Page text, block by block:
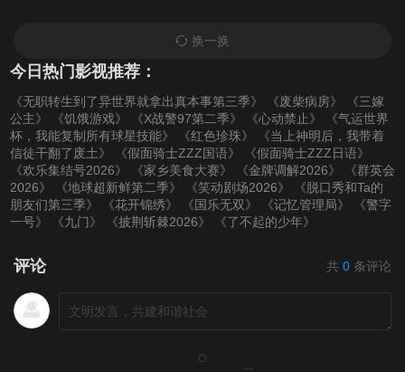
换一换
今日热门影视推荐：
《无职转生到了异世界就拿出真本事第三季》 《废柴病房》
《三嫁
公主》
《饥饿游戏》 《X战警97第二季》 《心动禁止》
《气运世界
杯，我能复制所有球星技能》
《红色珍珠》
《当上神明后，我带着
信徒干翻了废土》
《假面骑士ZZZ国语》
《假面骑士ZZZ日语》
《欢乐集结号2026》
《家乡美食大赛》 《金牌调解2026》
《群英会
2026》
《地球超新鲜第二季》 《笑动剧场2026》
《脱口秀和Ta的
朋友们第三季》
《花开锦绣》 《国乐无双》 《记忆管理局》
《警字
一号》
《九门》 《披荆斩棘2026》 《了不起的少年》
评论 共 0 条评论